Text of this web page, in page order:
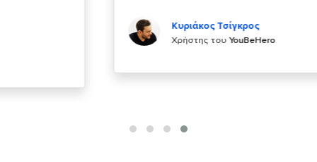
Κυριάκος Τσίγκρος
YouBeHero